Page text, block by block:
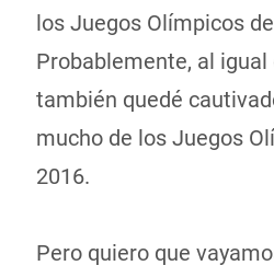
los Juegos Olímpicos
Probablemente, al igual
también quedé
mucho de los Juegos
2016.
Pero quiero que